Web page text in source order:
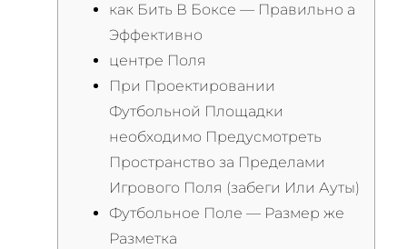
как Бить В Боксе — Правильно а
Эффективно
центре Поля
При Проектировании
Футбольной Площадки
необходимо Предусмотреть
Пространство за Пределами
Игрового Поля (забеги Или Ауты)
Футбольное Поле — Размер же
Разметка